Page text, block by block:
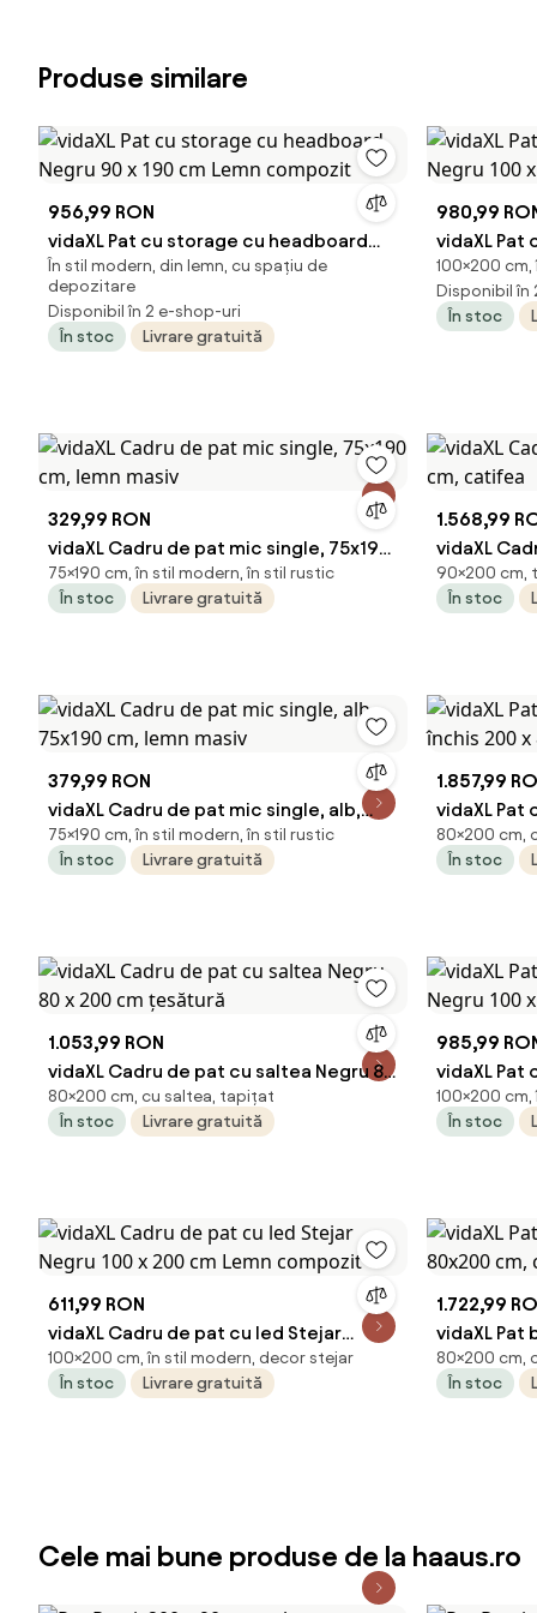
Produse similare
956,99 RON
vidaXL Pat cu storage cu headboard
Negru 90 x 190 cm Lemn compozit
În stil modern, din lemn, cu spațiu de
depozitare
Disponibil în 2 e-shop-uri
În stoc
Livrare gratuită
980,99
vidaXL
Negru 100
100×200
Disponibil în
În stoc
329,99 RON
vidaXL Cadru de pat mic single, 75x190
cm, lemn masiv
75×190 cm, în stil modern, în stil rustic
În stoc
Livrare gratuită
1.568,99
vidaXL
cm,
90×200 cm,
În stoc
379,99 RON
vidaXL Cadru de pat mic single, alb,
75x190 cm, lemn masiv
75×190 cm, în stil modern, în stil rustic
În stoc
Livrare gratuită
1.857,99
vidaXL Pat
închis 200
80×200 cm,
În stoc
1.053,99 RON
vidaXL Cadru de pat cu saltea Negru 80
x 200 cm țesătură
80×200 cm, cu saltea, tapițat
În stoc
Livrare gratuită
985,99
vidaXL
Negru 100
100×200
În stoc
611,99 RON
vidaXL Cadru de pat cu led Stejar
Negru 100 x 200 cm Lemn compozit
100×200 cm, în stil modern, decor stejar
În stoc
Livrare gratuită
1.722,99
vidaXL Pat
80x200
80×200 cm,
În stoc
Cele mai bune produse de la haaus.ro